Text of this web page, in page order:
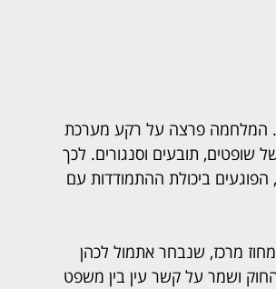
המלחמה פרצה על רקע מערכת
שופטים, תובעים וסנגורים. לכך
ביכולת ההתמודדות עם
מרכז, שנבחר אתמול לכהן
ושמר על קשר עין בין משפט